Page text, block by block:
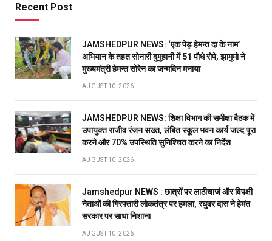
Recent Post
JAMSHEDPUR NEWS: ‘एक पेड़ हेमन्त दा के नाम’
अभियान के तहत सोनारी दुमुहानी में 51 पौधे रोपे, झामुमो ने
मुख्यमंत्री हेमन्त सोरेन का जन्मदिन मनाया
AUGUST 10, 2026
JAMSHEDPUR NEWS: शिक्षा विभाग की समीक्षा बैठक में
उपायुक्त राजीव रंजन सख्त, लंबित स्कूल भवन कार्य जल्द पूरा
करने और 70% उपस्थिति सुनिश्चित करने का निर्देश
AUGUST 10, 2026
Jamshedpur NEWS : छात्रों पर लाठीचार्ज और विपक्षी
नेताओं की गिरफ्तारी लोकतंत्र पर हमला, रघुवर दास ने हेमंत
सरकार पर साधा निशाना
AUGUST 10, 2026